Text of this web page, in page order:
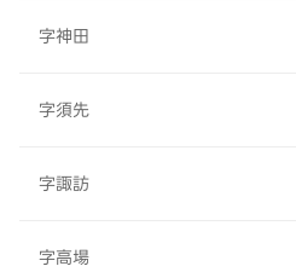
字神田
字須先
字諏訪
字高場